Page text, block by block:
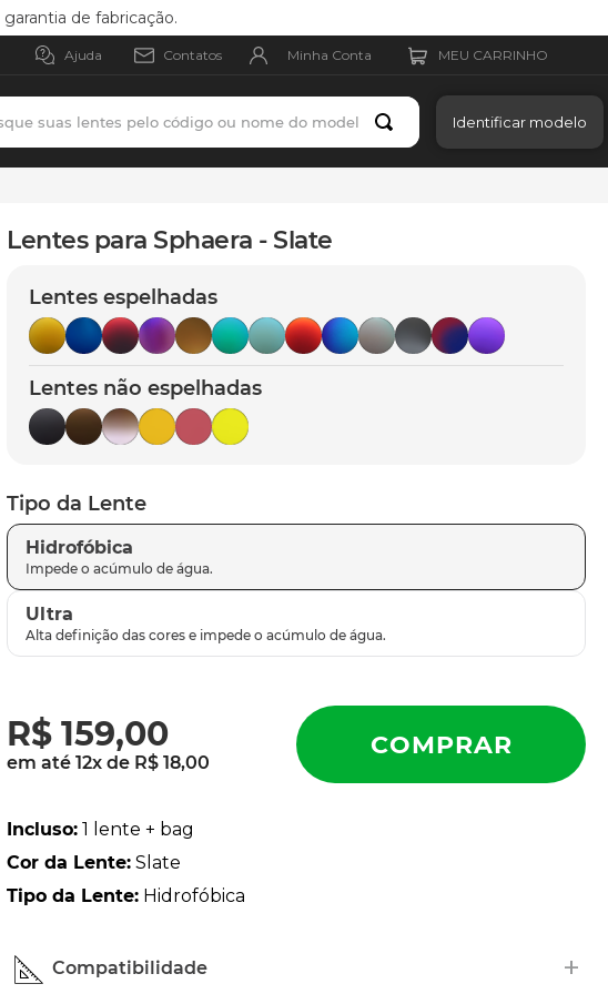
de fabricação.
Ajuda Contatos Minha Conta
suas lentes pelo código ou nome do modelo
Identificar modelo
Lentes para Sphaera - Slate
Lentes espelhadas
Lentes não espelhadas
Tipo da Lente
Hidrofóbica
Ultra
R$ 159,00
em até12x de R$ 18,00
Incluso: 1 lente + bag
Cor da Lente: Slate
Tipo da Lente: Hidrofóbica
Compatibilidade +